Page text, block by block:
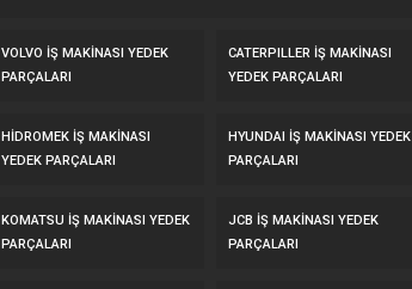
VOLVO İŞ MAKİNASI YEDEK
PARÇALARI
CATERPILLER İŞ MAKİNASI
YEDEK PARÇALARI
HİDROMEK İŞ MAKİNASI
YEDEK PARÇALARI
HYUNDAI İŞ MAKİNASI YEDEK
PARÇALARI
KOMATSU İŞ MAKİNASI YEDEK
PARÇALARI
JCB İŞ MAKİNASI YEDEK
PARÇALARI